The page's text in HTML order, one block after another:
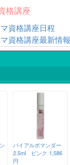
格講座
資格講座日程
資格講座最新情報
バイアルポマンダー
2.5ml ピンク 1,586
円